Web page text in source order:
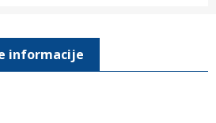
informacije